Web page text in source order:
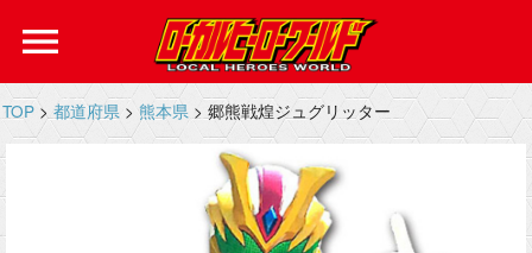
menu
TOP> 都道府県> 熊本県> 郷熊戦煌ジュグリッター